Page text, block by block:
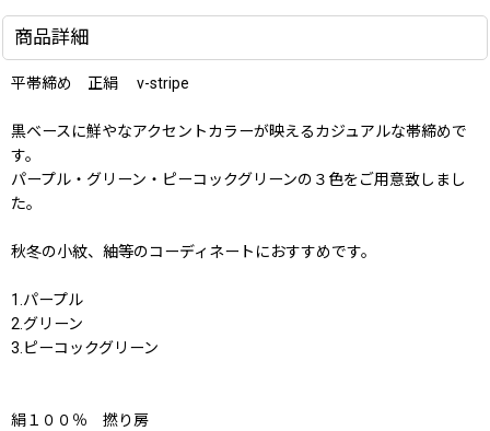
商品詳細
平帯締め 正絹 v-stripe
黒ベースに鮮やなアクセントカラーが映えるカジュアルな帯締めで
す。
パープル・グリーン・ピーコックグリーンの３色をご用意致しまし
た。
秋冬の小紋、紬等のコーディネートにおすすめです。
1.パープル
2.グリーン
3.ピーコックグリーン
絹１００％ 撚り房